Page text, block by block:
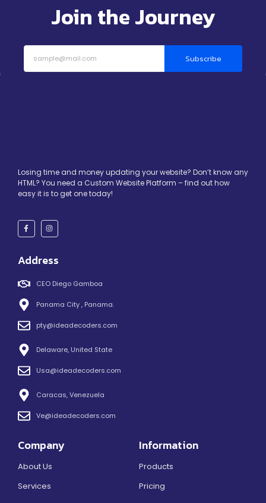
Join the Journey
Subscribe
Losing time and money updating your website? Don’t know any
HTML? You need a Custom Website Platform – find out how
easy it is to get one today!
Address
CEO Diego Gamboa
Panama City , Panama.
pty@ideadecoders.com
Delaware, United State
Usa@ideadecoders.com
Caracas, Venezuela
Ve@ideadecoders.com
Company
About Us
Services
Information
Products
Pricing